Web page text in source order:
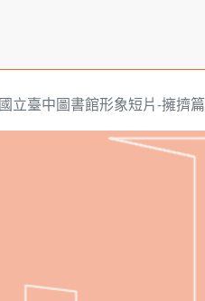
國立臺中圖書館形象短片-擁擠篇